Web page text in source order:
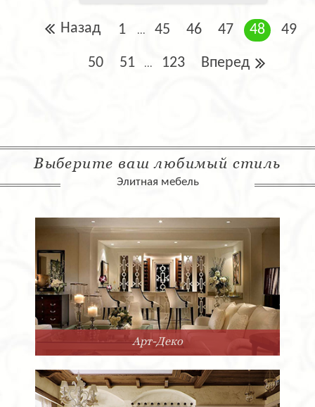
Назад 1 ... 45 46 47 48 49
50 51 ... 123 Вперед
Выберите ваш любимый стиль
Элитная мебель
Арт-Деко